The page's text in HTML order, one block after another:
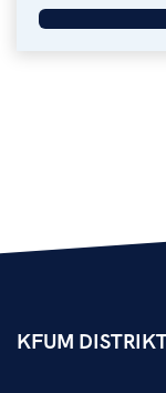
KFUM